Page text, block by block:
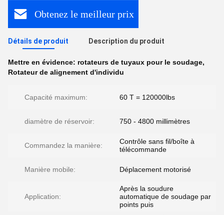
Obtenez le meilleur prix
Détails de produit Description du produit
Mettre en évidence: rotateurs de tuyaux pour le soudage,
Rotateur de alignement d'individu
Capacité maximum: 60 T = 120000lbs
diamètre de réservoir: 750 - 4800 millimètres
Commandez la manière:
Contrôle sans fil/boîte à
télécommande
Manière mobile: Déplacement motorisé
Application:
Après la soudure
automatique de soudage par
points puis